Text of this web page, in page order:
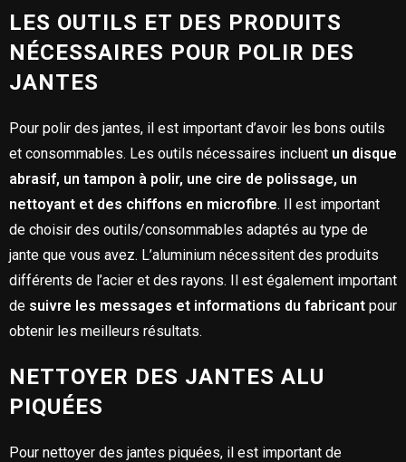
LES OUTILS ET DES PRODUITS
NÉCESSAIRES POUR POLIR DES
JANTES
Pour polir des jantes, il est important d’avoir les bons outils
et consommables. Les outils nécessaires incluent un disque
abrasif, un tampon à polir, une cire de polissage, un
nettoyant et des chiffons en microfibre. Il est important
de choisir des outils/consommables adaptés au type de
jante que vous avez. L’aluminium nécessitent des produits
différents de l’acier et des rayons. Il est également important
de suivre les messages et informations du fabricant pour
obtenir les meilleurs résultats.
NETTOYER DES JANTES ALU
PIQUÉES
Pour nettoyer des jantes piquées, il est important de